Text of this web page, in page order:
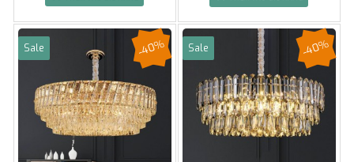
Sale -40% Sale -40%